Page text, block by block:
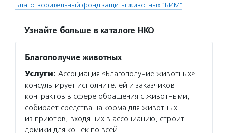
Благотворительный фонд защиты животных "БИМ"
Узнайте больше в каталоге НКО
Благополучие животных
Услуги: Ассоциация «Благополучие животных»
консультирует исполнителей и заказчиков
контрактов в сфере обращения с животными,
собирает средства на корма для животных
из приютов, входящих в ассоциацию, строит
домики для кошек по всей…